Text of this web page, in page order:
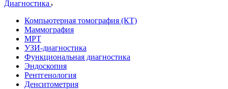
Диагностика
Компьютерная томография (КТ)
Маммография
МРТ
УЗИ-диагностика
Функциональная диагностика
Эндоскопия
Рентгенология
Денситометрия